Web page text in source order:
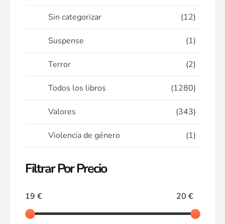
Sin categorizar (12)
Suspense (1)
Terror (2)
Todos los libros (1280)
Valores (343)
Violencia de género (1)
Filtrar Por Precio
19 € 20 €